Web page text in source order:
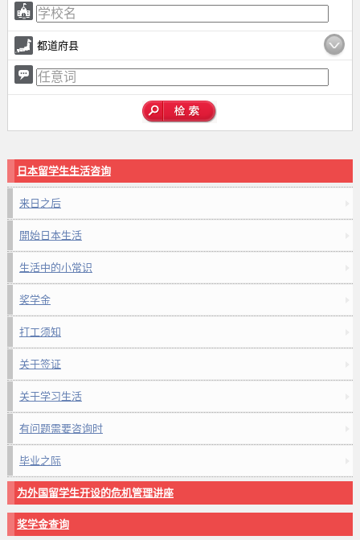
都道府县
日本留学生生活咨询
来日之后
開始日本生活
生活中的小常识
奖学金
打工须知
关于签证
关于学习生活
有问题需要咨询时
毕业之际
为外国留学生开设的危机管理讲座
奖学金查询